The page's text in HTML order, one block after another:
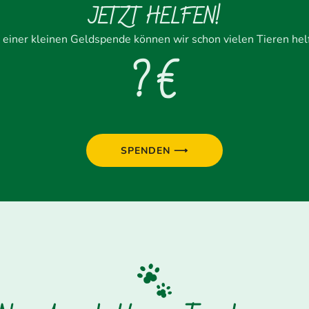
JETZT HELFEN!
kleinen Geldspende können wir schon vielen Tieren
? €
SPENDEN ⟶